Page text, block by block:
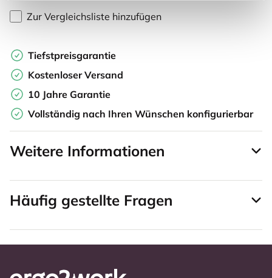
Zur Vergleichsliste hinzufügen
Tiefstpreisgarantie
Kostenloser Versand
10 Jahre Garantie
Vollständig nach Ihren Wünschen konfigurierbar
Weitere Informationen
Häufig gestellte Fragen